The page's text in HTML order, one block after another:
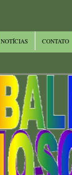
NOTÍCIAS CONTATO